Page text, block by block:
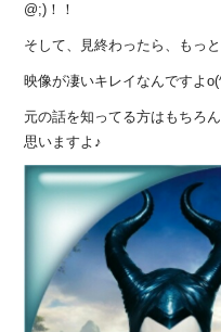
@;)！！
そして、見終わったら、もっ
映像が凄いキレイなんですよ
元の話を知ってる方はもちろ
思いますよ♪